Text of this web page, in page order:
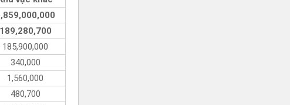
189,280,700
185,900,000
340,000
1,560,000
480,700